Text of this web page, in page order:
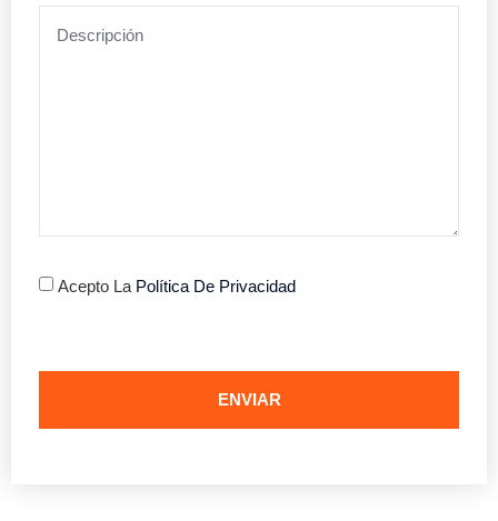
Acepto La Política De Privacidad
ENVIAR